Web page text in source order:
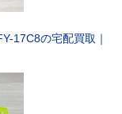
17C8の宅配買取｜